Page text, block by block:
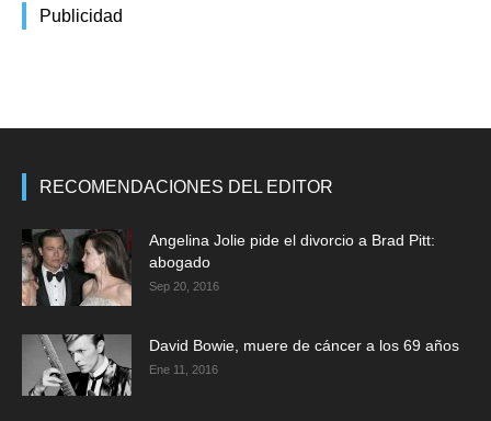
Publicidad
RECOMENDACIONES DEL EDITOR
Angelina Jolie pide el divorcio a Brad Pitt:
abogado
Sep 20, 2016
David Bowie, muere de cáncer a los 69 años
Ene 11, 2016